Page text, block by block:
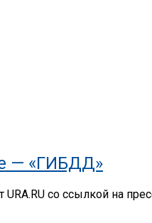
— «ГИБДД»
со ссылкой на